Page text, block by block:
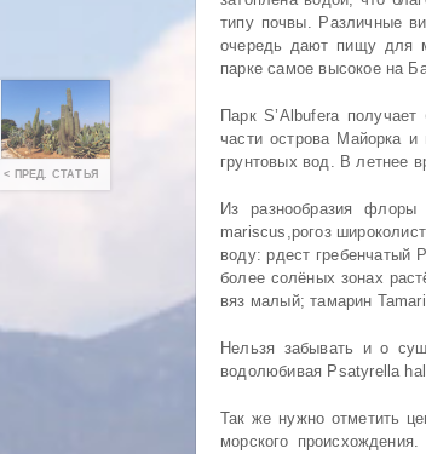
< ПРЕД. СТАТЬЯ
типу почвы. Различные
очередь дают пищу для
парке самое высокое на
Парк S’Albufera
части острова Майорка
грунтовых вод. В летнее
Из разнообразия
mariscus,рогоз
воду: рдест гребенчатый
более солёных зонах
вяз малый; тамарин
Нельзя забывать и о
водолюбивая Psatyrella
Так же нужно отметить
морского